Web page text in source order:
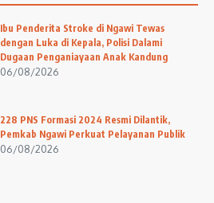
Ibu Penderita Stroke di Ngawi Tewas
dengan Luka di Kepala, Polisi Dalami
Dugaan Penganiayaan Anak Kandung
06/08/2026
228 PNS Formasi 2024 Resmi Dilantik,
Pemkab Ngawi Perkuat Pelayanan Publik
06/08/2026